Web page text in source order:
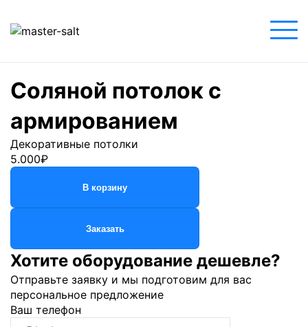
Соляной потолок с армированием
Соляной потолок с
армированием
Декоративные потолки
5.000₽
В корзину
Заказать
Хотите оборудование дешевле?
Отправьте заявку и мы подготовим для вас
персональное предложение
Ваш телефон